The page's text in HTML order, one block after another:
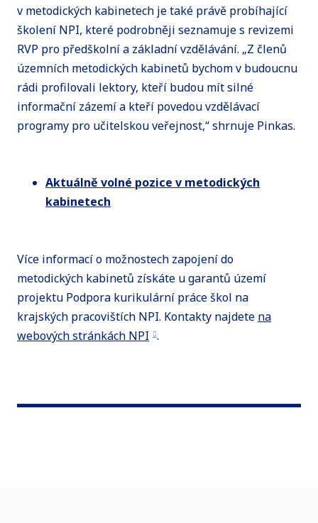
v metodických kabinetech je také právě probíhající
školení NPI, které podrobněji seznamuje s revizemi
RVP pro předškolní a základní vzdělávání. „Z členů
územních metodických kabinetů bychom v budoucnu
rádi profilovali lektory, kteří budou mít silné
informační zázemí a kteří povedou vzdělávací
programy pro učitelskou veřejnost,“ shrnuje Pinkas.
Aktuálně volné pozice v metodických
kabinetech
Více informací o možnostech zapojení do
metodických kabinetů získáte u garantů území
projektu Podpora kurikulární práce škol na
krajských pracovištích NPI. Kontakty najdete na
webových stránkách NPI .